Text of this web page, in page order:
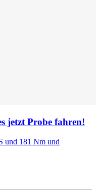
jetzt Probe fahren!
und 181 Nm und